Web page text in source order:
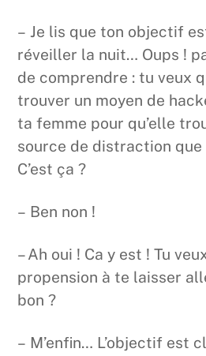
– Je lis que ton objectif
réveiller la nuit… Oups !
de comprendre : tu veux
trouver un moyen de
ta femme pour qu’elle
source de distraction
C’est ça ?
– Ben non !
– Ah oui ! Ca y est ! Tu
propension à te laisser
bon ?
– M’enfin… L’objectif est